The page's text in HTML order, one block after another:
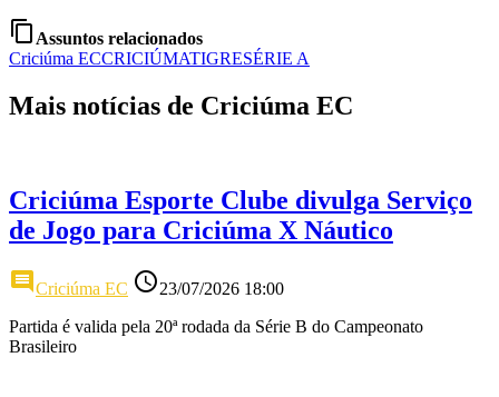
content_copy Assuntos relacionados
Criciúma ECCRICIÚMATIGRESÉRIE A
Mais notícias de Criciúma EC
Criciúma Esporte Clube divulga Serviço
de Jogo para Criciúma X Náutico
commentCriciúma EC access_time23/07/2026 18:00
Partida é valida pela 20ª rodada da Série B do Campeonato
Brasileiro